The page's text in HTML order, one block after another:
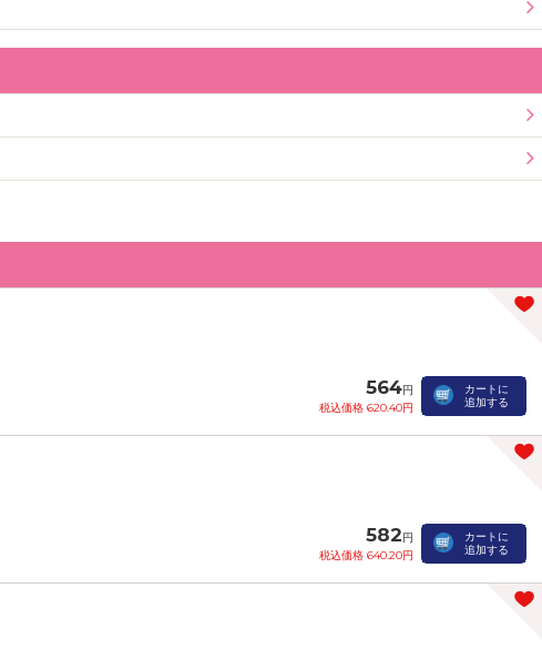
564円
税込価格 620.40円
カートに
追加する
582円
税込価格 640.20円
カートに
追加する